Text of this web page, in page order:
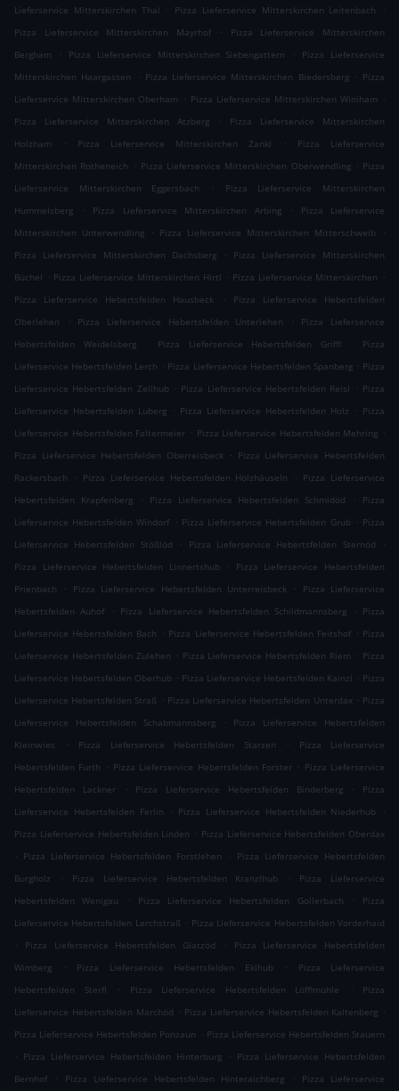
Lieferservice Mitterskirchen Thal
. Pizza Lieferservice Mitterskirchen Leitenbach
.
Pizza Lieferservice Mitterskirchen Mayrhof
.
Pizza Lieferservice Mitterskirchen
Bergham
. Pizza Lieferservice Mitterskirchen Siebengattern .
Pizza Lieferservice
Mitterskirchen Haargassen
. Pizza Lieferservice Mitterskirchen Biedersberg . Pizza
Lieferservice Mitterskirchen Oberham . Pizza Lieferservice Mitterskirchen Winiham .
Pizza Lieferservice Mitterskirchen Atzberg
.
Pizza Lieferservice Mitterskirchen
Holzham
. Pizza Lieferservice Mitterskirchen Zankl .
Pizza Lieferservice
Mitterskirchen Rotheneich
. Pizza Lieferservice Mitterskirchen Oberwendling . Pizza
Lieferservice Mitterskirchen Eggersbach
.
Pizza Lieferservice Mitterskirchen
Hummelsberg
. Pizza Lieferservice Mitterskirchen Arbing .
Pizza Lieferservice
Mitterskirchen Unterwendling
. Pizza Lieferservice Mitterskirchen Mitterschweib
.
Pizza Lieferservice Mitterskirchen Dachsberg
.
Pizza Lieferservice Mitterskirchen
Büchel . Pizza Lieferservice Mitterskirchen Hirtl . Pizza Lieferservice Mitterskirchen .
Pizza Lieferservice Hebertsfelden Hausbeck
.
Pizza Lieferservice Hebertsfelden
Oberlehen
. Pizza Lieferservice Hebertsfelden Unterlehen .
Pizza Lieferservice
Hebertsfelden Weidelsberg
. Pizza Lieferservice Hebertsfelden Griffl .
Pizza
Lieferservice Hebertsfelden Lerch . Pizza Lieferservice Hebertsfelden Spanberg . Pizza
Lieferservice Hebertsfelden Zellhub . Pizza Lieferservice Hebertsfelden Reisl . Pizza
Lieferservice Hebertsfelden Luberg . Pizza Lieferservice Hebertsfelden Holz . Pizza
Lieferservice Hebertsfelden Faltermeier . Pizza Lieferservice Hebertsfelden Mehring .
Pizza Lieferservice Hebertsfelden Oberreisbeck . Pizza Lieferservice Hebertsfelden
Rackersbach
. Pizza Lieferservice Hebertsfelden Holzhäuseln . Pizza Lieferservice
Hebertsfelden Krapfenberg
. Pizza Lieferservice Hebertsfelden Schmidöd .
Pizza
Lieferservice Hebertsfelden Windorf . Pizza Lieferservice Hebertsfelden Grub . Pizza
Lieferservice Hebertsfelden Stößlöd
. Pizza Lieferservice Hebertsfelden Sternöd
.
Pizza Lieferservice Hebertsfelden Linnertshub
.
Pizza Lieferservice Hebertsfelden
Prienbach
. Pizza Lieferservice Hebertsfelden Unterreisbeck .
Pizza Lieferservice
Hebertsfelden Auhof
. Pizza Lieferservice Hebertsfelden Schildmannsberg . Pizza
Lieferservice Hebertsfelden Bach . Pizza Lieferservice Hebertsfelden Feitshof . Pizza
Lieferservice Hebertsfelden Zulehen . Pizza Lieferservice Hebertsfelden Riem . Pizza
Lieferservice Hebertsfelden Oberhub . Pizza Lieferservice Hebertsfelden Kainzl . Pizza
Lieferservice Hebertsfelden Straß . Pizza Lieferservice Hebertsfelden Unterdax . Pizza
Lieferservice Hebertsfelden Schabmannsberg
.
Pizza Lieferservice Hebertsfelden
Kleinwies
. Pizza Lieferservice Hebertsfelden Starzen .
Pizza Lieferservice
Hebertsfelden Furth
. Pizza Lieferservice Hebertsfelden Forster . Pizza Lieferservice
Hebertsfelden Lackner
. Pizza Lieferservice Hebertsfelden Binderberg .
Pizza
Lieferservice Hebertsfelden Ferlin
. Pizza Lieferservice Hebertsfelden Niederhub
.
Pizza Lieferservice Hebertsfelden Linden . Pizza Lieferservice Hebertsfelden Oberdax
. Pizza Lieferservice Hebertsfelden Forstlehen . Pizza Lieferservice Hebertsfelden
Burgholz
. Pizza Lieferservice Hebertsfelden Kranzlhub .
Pizza Lieferservice
Hebertsfelden Wenigau
. Pizza Lieferservice Hebertsfelden Gollerbach .
Pizza
Lieferservice Hebertsfelden Lerchstraß . Pizza Lieferservice Hebertsfelden Vorderhaid
.
Pizza Lieferservice Hebertsfelden Glatzöd .
Pizza Lieferservice Hebertsfelden
Wimberg
. Pizza Lieferservice Hebertsfelden Eklhub .
Pizza Lieferservice
Hebertsfelden Sterfl
. Pizza Lieferservice Hebertsfelden Löfflmühle .
Pizza
Lieferservice Hebertsfelden Marchöd . Pizza Lieferservice Hebertsfelden Kaltenberg .
Pizza Lieferservice Hebertsfelden Ponzaun . Pizza Lieferservice Hebertsfelden Stauern
. Pizza Lieferservice Hebertsfelden Hinterburg . Pizza Lieferservice Hebertsfelden
Bernhof
. Pizza Lieferservice Hebertsfelden Hinteraichberg .
Pizza Lieferservice